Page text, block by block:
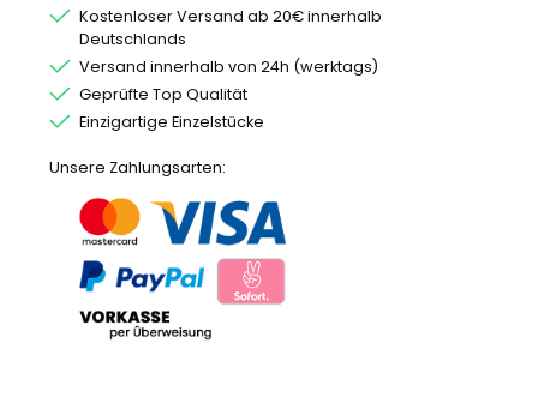
Kostenloser Versand ab 20€ innerhalb
Deutschlands
Versand innerhalb von 24h (werktags)
Geprüfte Top Qualität
Einzigartige Einzelstücke
Unsere Zahlungsarten: